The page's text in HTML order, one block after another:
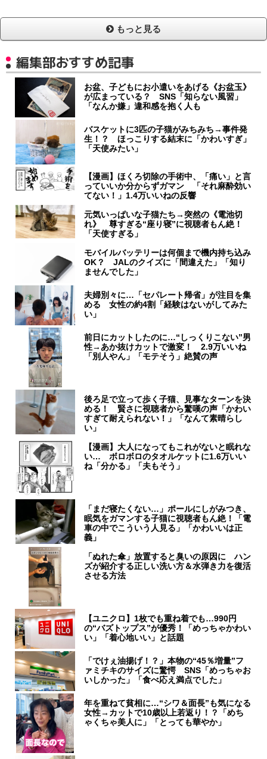
もっと見る
編集部おすすめ記事
お盆、子どもにお小遣いをあげる《お盆玉》
が広まっている？ SNS「知らない風習」
「なんか嫌」違和感を抱く人も
バスケットに3匹の子猫がみちみち→事件発
生！？ ほっこりする結末に「かわいすぎ」
「天使みたい」
【漫画】ほくろ切除の手術中、「痛い」と言
っていいか分からずガマン 「それ麻酔効い
てない！」1.4万いいねの反響
元気いっぱいな子猫たち→突然の《電池切
れ》 尊すぎる“座り寝”に視聴者もん絶！
「天使すぎる」
モバイルバッテリーは何個まで機内持ち込み
OK？ JALのクイズに「間違えた」「知り
ませんでした」
夫婦別々に…「セパレート帰省」が注目を集
める 女性の約4割「経験はないがしてみた
い」
前日にカットしたのに…“しっくりこない”男
性→あか抜けカットで激変！ 2.9万いいね
「別人やん」「モテそう」絶賛の声
後ろ足で立って歩く子猫、見事なターンを決
める！ 賢さに視聴者から驚嘆の声「かわい
すぎて耐えられない！」「なんて素晴らし
い」
【漫画】大人になってもこれがないと眠れな
い… ボロボロのタオルケットに1.6万いい
ね「分かる」「夫もそう」
「まだ寝たくない…」ポールにしがみつき、
眠気をガマンする子猫に視聴者もん絶！「電
車の中でこういう人見る」「かわいいは正
義」
「ぬれた傘」放置すると臭いの原因に ハン
ズが紹介する正しい洗い方＆水弾き力を復活
させる方法
【ユニクロ】1枚でも重ね着でも…990円
の“バズトップス”が優秀！「めっちゃかわい
い」「着心地いい」と話題
「でけぇ油揚げ！？」本物の“45％増量”フ
ァミチキのサイズに驚愕 SNS「めっちゃお
いしかった」「食べ応え満点でした」
年を重ねて貧相に…“シワ＆面長”も気になる
女性→カットで10歳以上若返り！？「めち
ゃくちゃ美人に」「とっても華やか」